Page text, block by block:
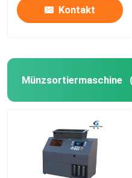
Kontakt
Münzsortiermaschine